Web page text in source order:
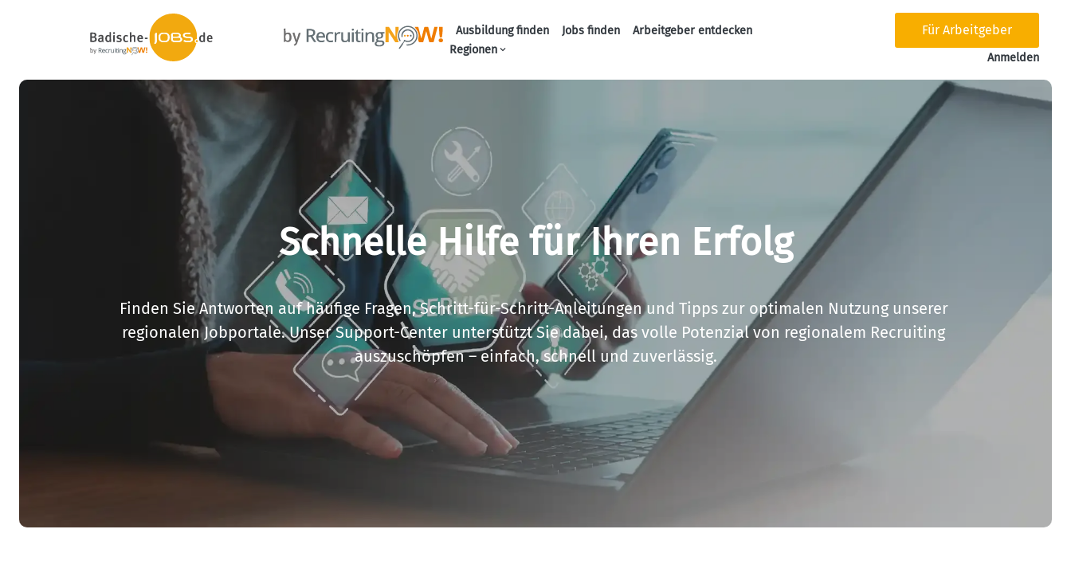
Ausbildung finden Jobs finden
Arbeitgeber entdecken
Regionen
Für Arbeitgeber
Anmelden
Schnelle Hilfe für Ihren Erfolg
Finden Sie Antworten auf häufige Fragen, Schritt-für-Schritt-Anleitungen und Tipps zur optimalen Nutzung unserer
regionalen Jobportale. Unser Support-Center unterstützt Sie dabei, das volle Potenzial von regionalem Recruiting
auszuschöpfen – einfach, schnell und zuverlässig.